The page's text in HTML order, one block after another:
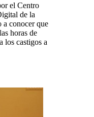
el Centro
de la
a conocer que
horas de
los castigos a